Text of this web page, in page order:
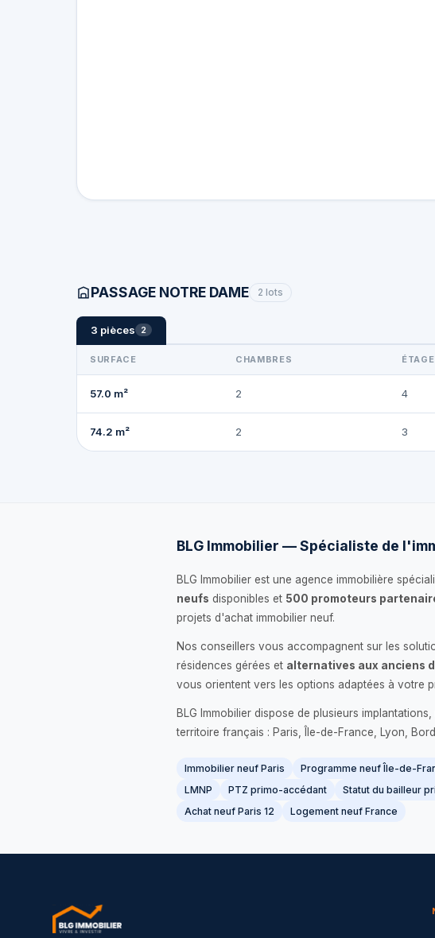
PASSAGE NOTRE DAME 2 lots
3 pièces 2
SURFACE CHAMBRES ÉTAGE
57.0 m² 2 4
74.2 m² 2 3
BLG Immobilier — Spécialiste de
BLG Immobilier est une agence immobilière
neufs disponibles et 500 promoteurs
projets d'achat immobilier neuf.
Nos conseillers vous accompagnent sur les
résidences gérées et alternatives aux anciens
vous orientent vers les options adaptées à votre
BLG Immobilier dispose de plusieurs
territoire français : Paris, Île-de-France, Lyon,
Immobilier neuf Paris Programme neuf Île-de-
LMNP
PTZ primo-accédant Statut du bailleur
Achat neuf Paris 12
Logement neuf France